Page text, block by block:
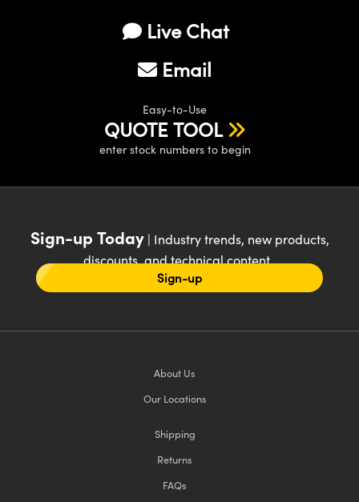
Live Chat
Email
Easy-to-Use
QUOTE TOOL
enter stock numbers to begin
Sign-up Today| Industry trends, new products,
discounts, and technical content
Sign-up
About Us
Our Locations
Shipping
Returns
FAQs